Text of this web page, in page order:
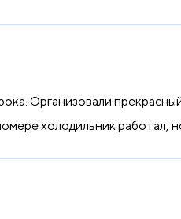
Организовали
холодильник работал,